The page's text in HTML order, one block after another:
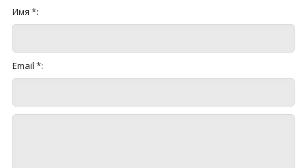
Имя *:
Email *: